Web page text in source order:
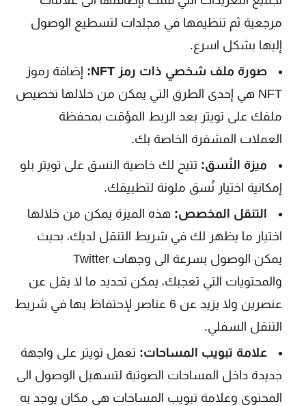
مرجعية ثم تنظيمها في مجلدات لتسطيع الوصول
إليها بشكل اسرع.
صورة ملف شخصي ذات رمز NFT:
إضافة رموز
NFT هي إحدى الطرق التي يمكن من خلالها تخصيص
ملفك على تويتر بعد الربط المؤقت بمحفظة
العملات المشفرة الخاصة بك.
ميزة النُسق: تتيح لك خاصية النسق على تويتر بلو
إمكانية اختيار نُسق ملونة لتطبيقك.
التنقل المخصص: هذه الميزة يمكن من خلالها
اختيار ما يظهر لك في شريط التنقل لديك، بحيث
يمكن الوصول بسرعة الى وجهات Twitter
والمحتويات التي تعجبك، يمكن تحديد ما لا يقل عن
عنصرين ولا يزيد عن 6 عناصر لإحتفاظ بها في شريط
التنقل السفلي.
علامة تبويب المساحات: تعمل تويتر على واجهة
جديدة داخل المساحات الصوتية لتسهيل الوصول الى
المحتوى وعلامة تبويب المساحات هي مكان يوجد به